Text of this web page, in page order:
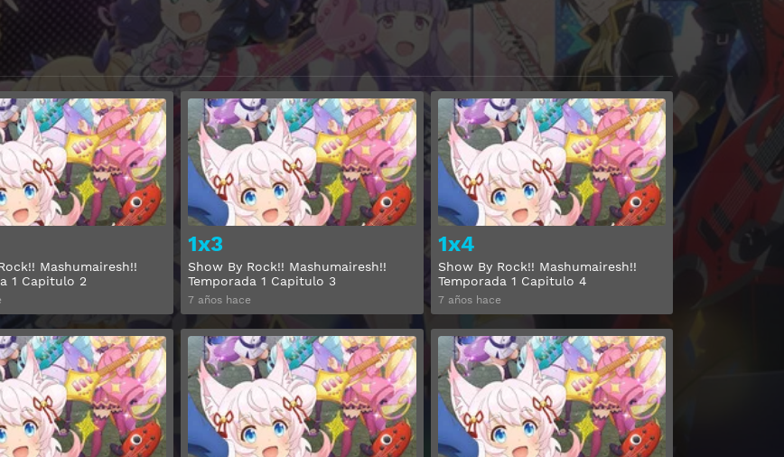
Mashumairesh!!
1 Capitulo 2
Ver
1x3
Show By Rock!! Mashumairesh!!
Temporada 1 Capitulo 3
7 años hace
Ver
1x4
Show By Rock!! Mashumairesh!!
Temporada 1 Capitulo 4
7 años hace
Ver Ver